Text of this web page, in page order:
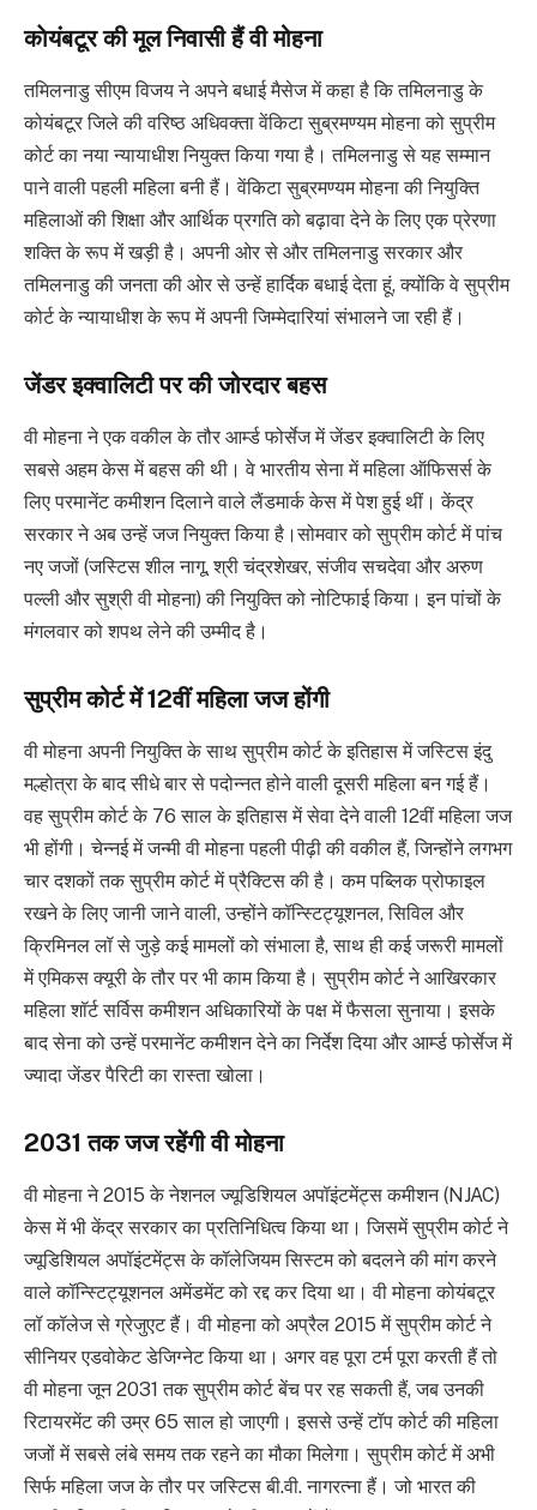
काेयंबटूर की मूल निवासी हैं वी मोहना
तमिलनाडु सीएम विजय ने अपने बधाई मैसेज में कहा है कि तमिलनाडु के
कोयंबटूर जिले की वरिष्ठ अधिवक्ता वेंकिटा सुब्रमण्यम मोहना को सुप्रीम
कोर्ट का नया न्यायाधीश नियुक्त किया गया है। तमिलनाडु से यह सम्मान
पाने वाली पहली महिला बनी हैं। वेंकिटा सुब्रमण्यम मोहना की नियुक्ति
महिलाओं की शिक्षा और आर्थिक प्रगति को बढ़ावा देने के लिए एक प्रेरणा
शक्ति के रूप में खड़ी है। अपनी ओर से और तमिलनाडु सरकार और
तमिलनाडु की जनता की ओर से उन्हें हार्दिक बधाई देता हूं, क्योंकि वे सुप्रीम
कोर्ट के न्यायाधीश के रूप में अपनी जिम्मेदारियां संभालने जा रही हैं।
जेंडर इक्वालिटी पर की जोरदार बहस
वी मोहना ने एक वकील के तौर आर्म्ड फोर्सेज में जेंडर इक्वालिटी के लिए
सबसे अहम केस में बहस की थी। वे भारतीय सेना में महिला ऑफिसर्स के
लिए परमानेंट कमीशन दिलाने वाले लैंडमार्क केस में पेश हुई थीं। केंद्र
सरकार ने अब उन्हें जज नियुक्त किया है।सोमवार को सुप्रीम कोर्ट में पांच
नए जजों (जस्टिस शील नागू, श्री चंद्रशेखर, संजीव सचदेवा और अरुण
पल्ली और सुश्री वी मोहना) की नियुक्ति को नोटिफाई किया। इन पांचों के
मंगलवार को शपथ लेने की उम्मीद है।
सुप्रीम कोर्ट में 12वीं महिला जज होंगी
वी मोहना अपनी नियुक्ति के साथ सुप्रीम कोर्ट के इतिहास में जस्टिस इंदु
मल्होत्रा के बाद सीधे बार से पदोन्नत होने वाली दूसरी महिला बन गई हैं।
वह सुप्रीम कोर्ट के 76 साल के इतिहास में सेवा देने वाली 12वीं महिला जज
भी होंगी। चेन्नई में जन्मी वी मोहना पहली पीढ़ी की वकील हैं, जिन्होंने लगभग
चार दशकों तक सुप्रीम कोर्ट में प्रैक्टिस की है। कम पब्लिक प्रोफाइल
रखने के लिए जानी जाने वाली, उन्होंने कॉन्स्टिट्यूशनल, सिविल और
क्रिमिनल लॉ से जुड़े कई मामलों को संभाला है, साथ ही कई जरूरी मामलों
में एमिकस क्यूरी के तौर पर भी काम किया है। सुप्रीम कोर्ट ने आखिरकार
महिला शॉर्ट सर्विस कमीशन अधिकारियों के पक्ष में फैसला सुनाया। इसके
बाद सेना को उन्हें परमानेंट कमीशन देने का निर्देश दिया और आर्म्ड फोर्सेज में
ज्यादा जेंडर पैरिटी का रास्ता खोला।
2031 तक जज रहेंगी वी मोहना
वी मोहना ने 2015 के नेशनल ज्यूडिशियल अपॉइंटमेंट्स कमीशन (NJAC)
केस में भी केंद्र सरकार का प्रतिनिधित्व किया था। जिसमें सुप्रीम कोर्ट ने
ज्यूडिशियल अपॉइंटमेंट्स के कॉलेजियम सिस्टम को बदलने की मांग करने
वाले कॉन्स्टिट्यूशनल अमेंडमेंट को रद्द कर दिया था। वी मोहना कोयंबटूर
लॉ कॉलेज से ग्रेजुएट हैं। वी मोहना को अप्रैल 2015 में सुप्रीम कोर्ट ने
सीनियर एडवोकेट डेजिग्नेट किया था। अगर वह पूरा टर्म पूरा करती हैं तो
वी मोहना जून 2031 तक सुप्रीम कोर्ट बेंच पर रह सकती हैं, जब उनकी
रिटायरमेंट की उम्र 65 साल हो जाएगी। इससे उन्हें टॉप कोर्ट की महिला
जजों में सबसे लंबे समय तक रहने का मौका मिलेगा। सुप्रीम कोर्ट में अभी
सिर्फ महिला जज के तौर पर जस्टिस बी.वी. नागरत्ना हैं। जो भारत की